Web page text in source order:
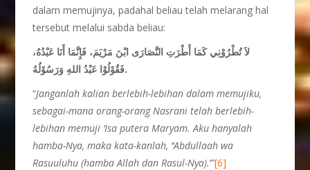
dalam memujinya, padahal beliau telah melarang hal
tersebut melalui sabda beliau:
لاَ تُطْرُوْنِي كَمَا أَطْرَتِ النَّصَارَى ابْنَ مَرْيَمَ، فَإِنَّمَا أَنَا عَبْدُهُ،
فَقُوْلُوْا عَبْدُ اللهِ وَرَسُوْلُهُ.
“Janganlah kalian berlebih-lebihan dalam memujiku,
sebagai-mana orang-orang Nasrani telah berlebih-
lebihan memuji ‘Isa putera Maryam. Aku hanyalah
hamba-Nya, maka kata-kanlah, ‘‘Abdullaah wa
Rasuuluhu (hamba Allah dan Rasul-Nya).’”[6]